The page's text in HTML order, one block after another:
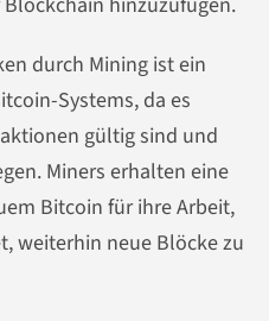
durch Mining ist ein
Systems, da es
gültig sind und
Miners erhalten eine
Bitcoin für ihre Arbeit,
weiterhin neue Blöcke zu